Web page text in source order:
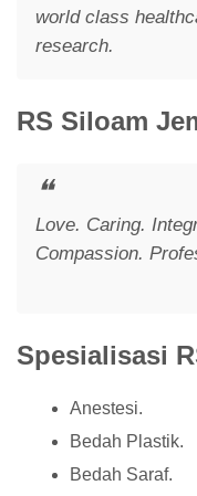
world class
research.
RS Siloam
Love. Caring.
Compassion.
Spesialisasi
Anestesi.
Bedah Plastik.
Bedah Saraf.